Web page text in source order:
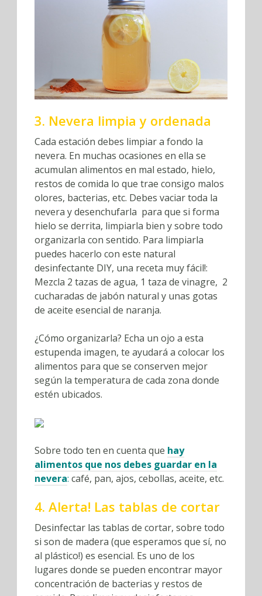
3. Nevera limpia y ordenada
Cada estación debes limpiar a fondo la
nevera. En muchas ocasiones en ella se
acumulan alimentos en mal estado, hielo,
restos de comida lo que trae consigo malos
olores, bacterias, etc. Debes vaciar toda la
nevera y desenchufarla para que si forma
hielo se derrita, limpiarla bien y sobre todo
organizarla con sentido. Para limpiarla
puedes hacerlo con este natural
desinfectante DIY, una receta muy fácil!:
Mezcla 2 tazas de agua, 1 taza de vinagre, 2
cucharadas de jabón natural y unas gotas
de aceite esencial de naranja.
¿Cómo organizarla? Echa un ojo a esta
estupenda imagen, te ayudará a colocar los
alimentos para que se conserven mejor
según la temperatura de cada zona donde
estén ubicados.
Sobre todo ten en cuenta que hay
alimentos que nos debes guardar en la
nevera: café, pan, ajos, cebollas, aceite, etc.
4. Alerta! Las tablas de cortar
Desinfectar las tablas de cortar, sobre todo
si son de madera (que esperamos que sí, no
al plástico!) es esencial. Es uno de los
lugares donde se pueden encontrar mayor
concentración de bacterias y restos de